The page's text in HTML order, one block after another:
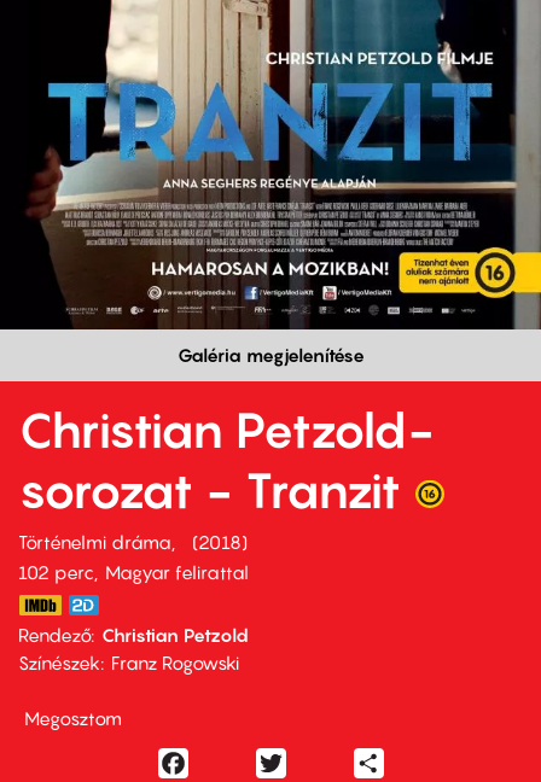
Galéria megjelenítése
Christian Petzold-
sorozat - Tranzit
Történelmi dráma
2018
102 perc,
Magyar felirattal
Rendező Christian Petzold
Színészek
Franz Rogowski
Megosztom
Facebook